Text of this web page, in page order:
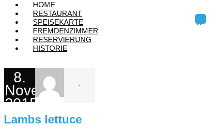
HOME
RESTAURANT
SPEISEKARTE
FREMDENZIMMER
RESERVIERUNG
HISTORIE
8.
November
2015
-
Lambs lettuce